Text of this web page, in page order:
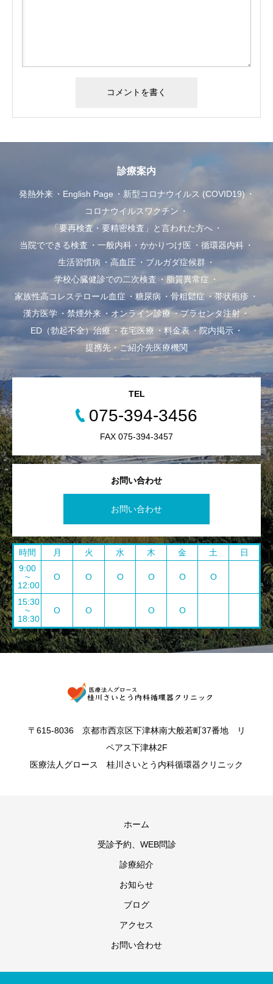
診療案内
発熱外来 English Page
新型コロナウイルス (COVID19)
コロナウイルスワクチン
「要再検査・要精密検査」と言われた方へ
当院でできる検査
一般内科・かかりつけ医
循環器内科
生活習慣病
高血圧
ブルガダ症候群
学校心臓健診での二次検査
脂質異常症
家族性高コレステロール血症
糖尿病 骨粗鬆症
帯状疱疹
漢方医学
禁煙外来 オンライン診療
プラセンタ注射
ED（勃起不全）治療
在宅医療 料金表
院内掲示
提携先・ご紹介先医療機関
お問い合わせ
お問い合わせ
TEL
075-394-3456
FAX 075-394-3457
時間 月 火 水 木 金 土
日
9:00
~
12:00
O O O O O O
15:30
~
18:30
O O O O
〒615-8036 京都市西京区下津林南大般若町37番地 リ
ペアス下津林2F
医療法人グロース 桂川さいとう内科循環器クリニック
ホーム
受診予約、WEB問診
診療紹介
お知らせ
ブログ
アクセス
お問い合わせ